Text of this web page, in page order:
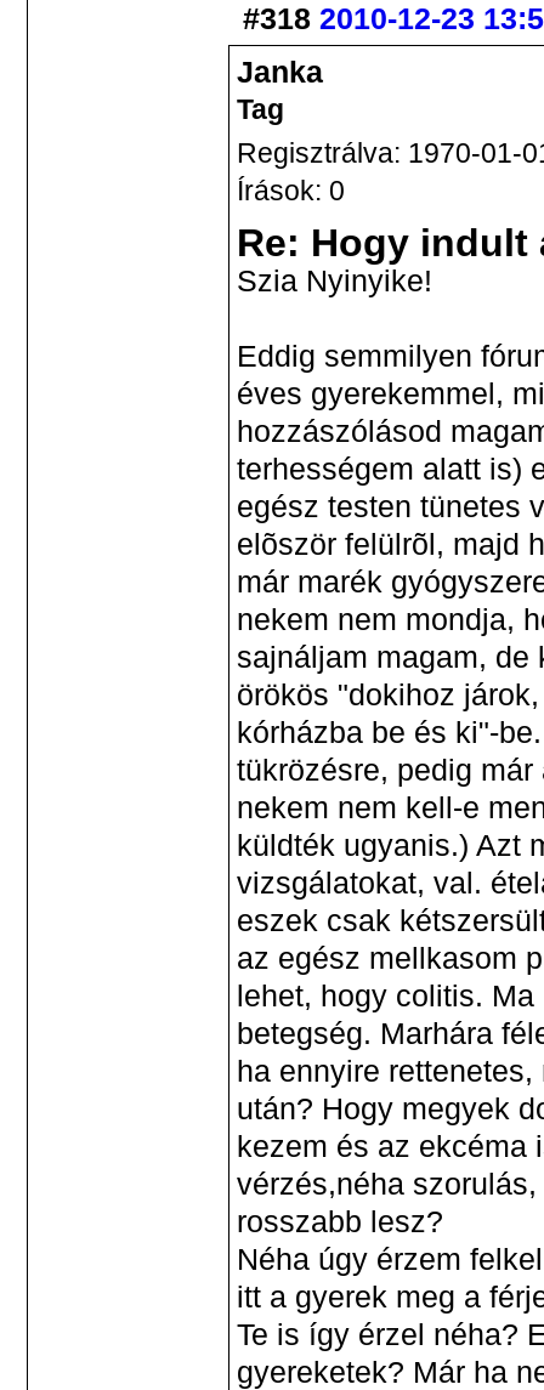
#318 2010-12-23
Janka
Tag
Regisztrálva: 1970-01-
Írások: 0
Re: Hogy indult
Szia Nyinyike!
Eddig semmilyen
éves gyerekemmel,
hozzászólásod
terhességem alatt is)
egész testen tünetes
elõször felülrõl, majd
már marék
nekem nem mondja,
sajnáljam magam, de
örökös "dokihoz
kórházba be és ki"-
tükrözésre, pedig
nekem nem kell-e
küldték ugyanis.) Azt
vizsgálatokat, val.
eszek csak
az egész mellkasom
lehet, hogy colitis.
betegség. Marhára
ha ennyire
után? Hogy megyek
kezem és az ekcéma
vérzés,néha
rosszabb lesz?
Néha úgy érzem
itt a gyerek meg a
Te is így érzel néha?
gyereketek? Már ha